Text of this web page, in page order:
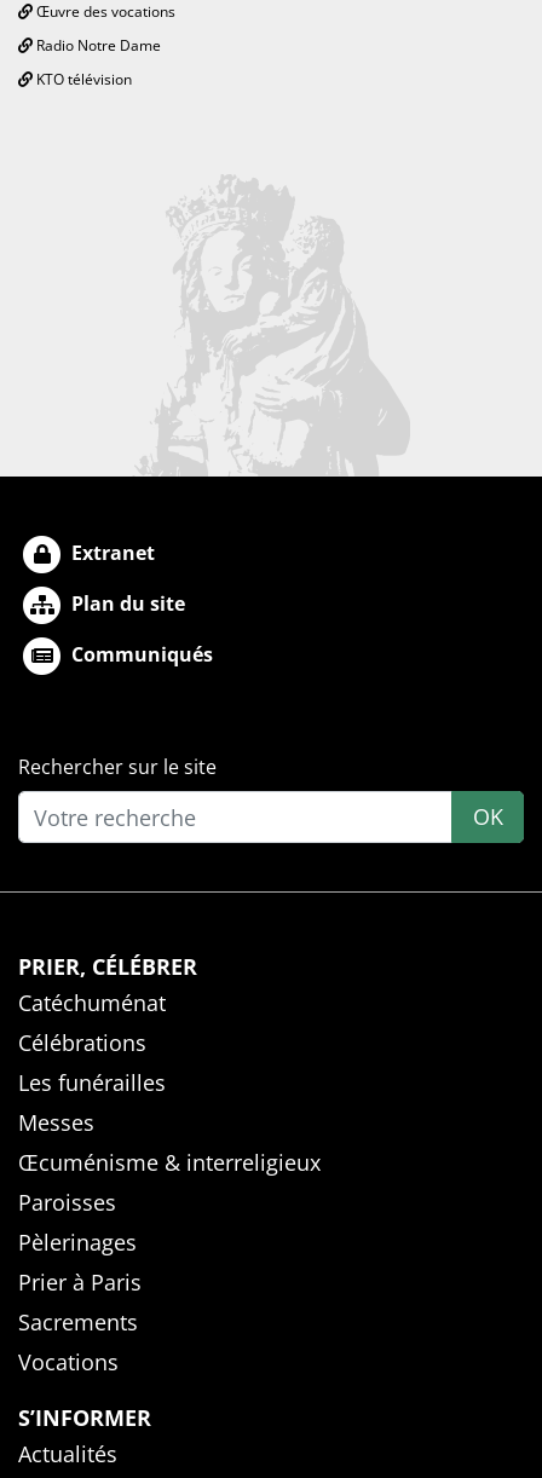
Œuvre des vocations
Radio Notre Dame
KTO télévision
Extranet
Plan du site
Communiqués
Rechercher sur le site
OK
PRIER, CÉLÉBRER
Catéchuménat
Célébrations
Les funérailles
Messes
Œcuménisme & interreligieux
Paroisses
Pèlerinages
Prier à Paris
Sacrements
Vocations
S’INFORMER
Actualités